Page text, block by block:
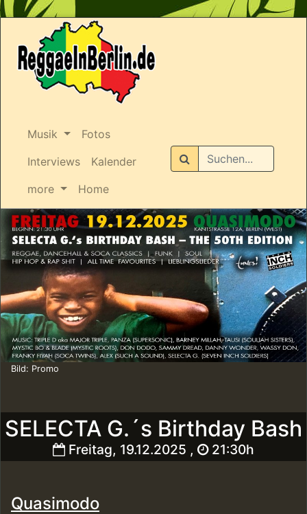
Musik
Fotos
Interviews
Kalender
more
Home
Suchen
SELECTA G.´s Birthday Bash
Freitag, 19.12.2025 , 21:30h
Bild: Promo
Quasimodo